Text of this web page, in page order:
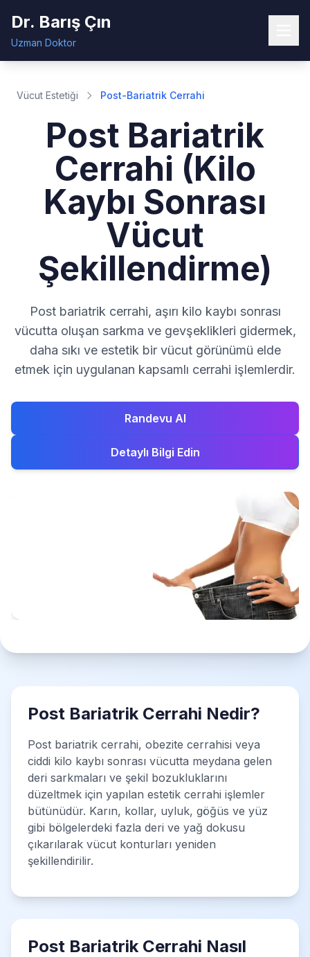
Dr. Barış Çın
Uzman Doktor
Vücut Estetiği Post-Bariatrik Cerrahi
Post Bariatrik
Cerrahi (Kilo
Kaybı Sonrası
Vücut
Şekillendirme)
Post bariatrik cerrahi, aşırı kilo kaybı sonrası
vücutta oluşan sarkma ve gevşeklikleri gidermek,
daha sıkı ve estetik bir vücut görünümü elde
etmek için uygulanan kapsamlı cerrahi işlemlerdir.
Randevu Al
Detaylı Bilgi Edin
Post Bariatrik Cerrahi Nedir?
Post bariatrik cerrahi, obezite cerrahisi veya
ciddi kilo kaybı sonrası vücutta meydana gelen
deri sarkmaları ve şekil bozukluklarını
düzeltmek için yapılan estetik cerrahi işlemler
bütünüdür. Karın, kollar, uyluk, göğüs ve yüz
gibi bölgelerdeki fazla deri ve yağ dokusu
çıkarılarak vücut konturları yeniden
şekillendirilir.
Post Bariatrik Cerrahi Nasıl